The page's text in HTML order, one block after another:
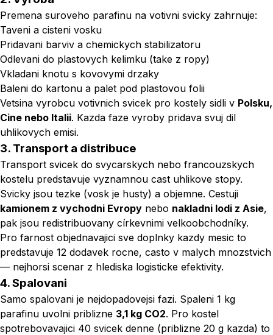
Premena suroveho parafinu na votivni svicky zahrnuje:
Taveni a cisteni vosku
Pridavani barviv a chemickych stabilizatoru
Odlevani do plastovych kelimku (take z ropy)
Vkladani knotu s kovovymi drzaky
Baleni do kartonu a palet pod plastovou folii
Vetsina vyrobcu votivnich svicek pro kostely sidli v Polsku,
Cine nebo Italii. Kazda faze vyroby pridava svuj dil
uhlikovych emisi.
3. Transport a distribuce
Transport svicek do svycarskych nebo francouzskych
kostelu predstavuje vyznamnou cast uhlikove stopy.
Svicky jsou tezke (vosk je husty) a objemne. Cestuji
kamionem z vychodni Evropy nebo nakladni lodi z Asie,
pak jsou redistribuovany církevnimi velkoobchodníky.
Pro farnost objednavajici sve doplnky kazdy mesic to
predstavuje 12 dodavek rocne, casto v malych mnozstvich
— nejhorsi scenar z hlediska logisticke efektivity.
4. Spalovani
Samo spalovani je nejdopadovejsi fazi. Spaleni 1 kg
parafinu uvolni priblizne 3,1 kg CO2. Pro kostel
spotrebovavajici 40 svicek denne (priblizne 20 g kazda) to